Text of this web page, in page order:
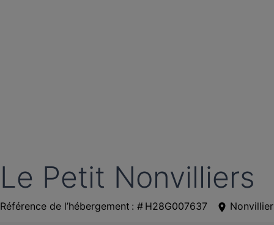
Le Petit Nonvilliers
Référence de l’hébergement : # H28G007637